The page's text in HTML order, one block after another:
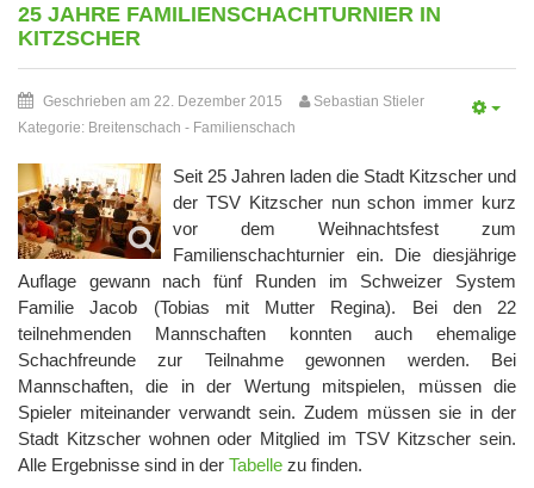
25 JAHRE FAMILIENSCHACHTURNIER IN
KITZSCHER
Geschrieben am 22. Dezember 2015
Sebastian Stieler
Kategorie: Breitenschach - Familienschach
Seit 25 Jahren laden die Stadt Kitzscher und
der TSV Kitzscher nun schon immer kurz
vor dem Weihnachtsfest zum
Familienschachturnier ein. Die diesjährige
Auflage gewann nach fünf Runden im Schweizer System
Familie Jacob (Tobias mit Mutter Regina). Bei den 22
teilnehmenden Mannschaften konnten auch ehemalige
Schachfreunde zur Teilnahme gewonnen werden. Bei
Mannschaften, die in der Wertung mitspielen, müssen die
Spieler miteinander verwandt sein. Zudem müssen sie in der
Stadt Kitzscher wohnen oder Mitglied im TSV Kitzscher sein.
Alle Ergebnisse sind in der Tabelle zu finden.